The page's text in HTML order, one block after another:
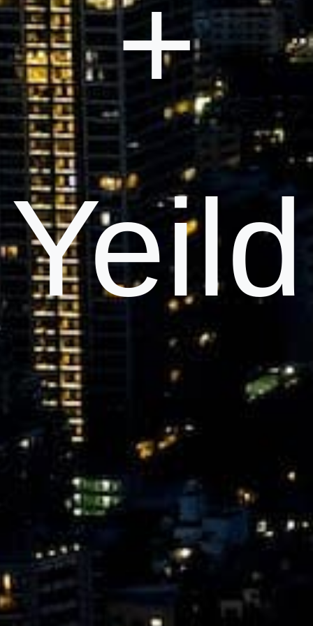
+
Yeild